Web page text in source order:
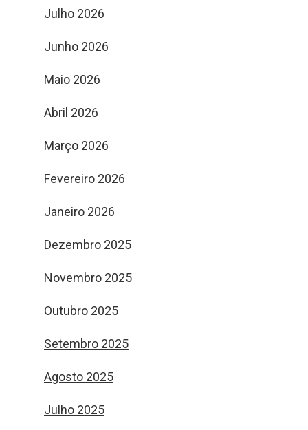
Julho 2026
Junho 2026
Maio 2026
Abril 2026
Março 2026
Fevereiro 2026
Janeiro 2026
Dezembro 2025
Novembro 2025
Outubro 2025
Setembro 2025
Agosto 2025
Julho 2025